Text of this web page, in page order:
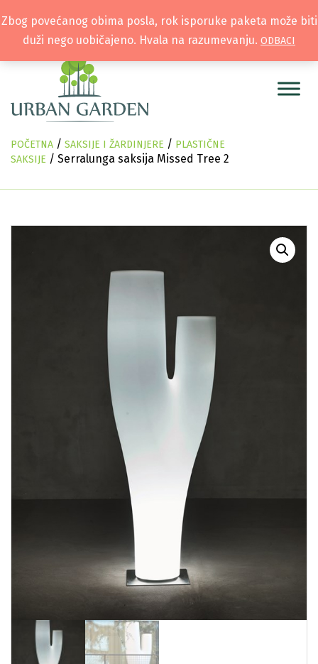
POČETNA / SAKSIJE I ŽARDINJERE / PLASTIČNE
SAKSIJE / Serralunga saksija Missed Tree 2
Zbog povećanog obima posla, rok isporuke paketa može biti
duži nego uobičajeno. Hvala na razumevanju. ODBACI